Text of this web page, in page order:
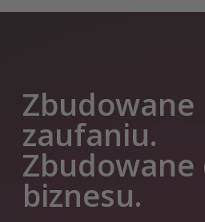
Zbudowane
zaufaniu.
Zbudowane
biznesu.